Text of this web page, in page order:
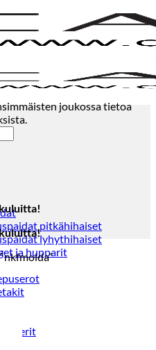
pitkähihaiset
lyhythihaiset
ja hupparit
joukossa tietoa